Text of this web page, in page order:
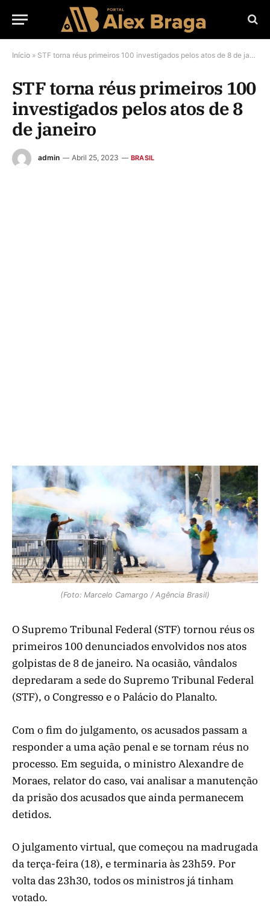
Início » STF torna réus primeiros 100 investigados pelos atos de 8 de janeiro
STF torna réus primeiros 100
investigados pelos atos de 8
de janeiro
admin Abril 25, 2023 BRASIL
(Foto: Marcelo Camargo / Agência Brasil)
O Supremo Tribunal Federal (STF) tornou réus os
primeiros 100 denunciados envolvidos nos atos
golpistas de 8 de janeiro. Na ocasião, vândalos
depredaram a sede do Supremo Tribunal Federal
(STF), o Congresso e o Palácio do Planalto.
Com o fim do julgamento, os acusados passam a
responder a uma ação penal e se tornam réus no
processo. Em seguida, o ministro Alexandre de
Moraes, relator do caso, vai analisar a manutenção
da prisão dos acusados que ainda permanecem
detidos.
O julgamento virtual, que começou na madrugada
da terça-feira (18), e terminaria às 23h59. Por
volta das 23h30, todos os ministros já tinham
votado.